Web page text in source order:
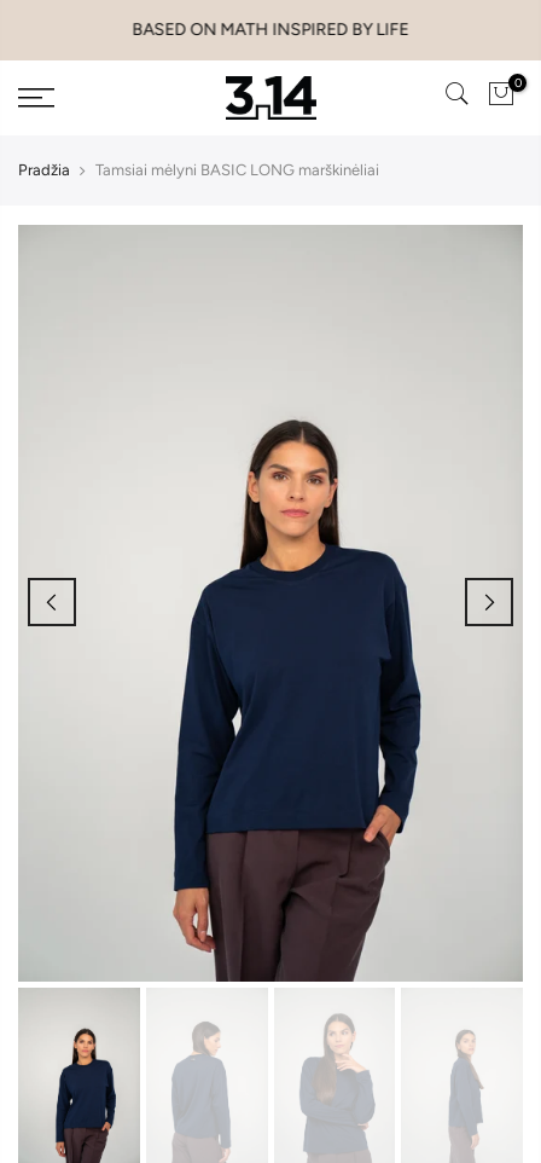
BASED ON MATH INSPIRED BY LIFE
0
Pradžia Tamsiai mėlyni BASIC LONG marškinėliai